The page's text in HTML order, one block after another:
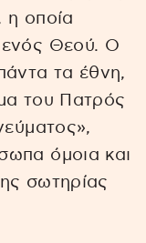
η οποία
ενός Θεού. Ο
τα έθνη,
του Πατρός
όμοια και
σωτηρίας